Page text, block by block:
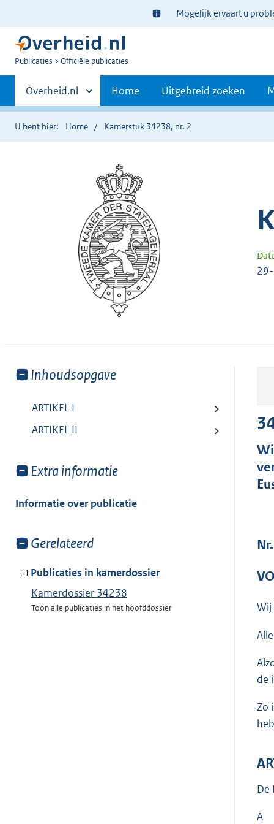
Ter
informatie:
Mogelijk ervaart u
U
Publicaties Officiële publicaties
Primaire
navigatie
Andere
sites
binnen
Overheid.nl Home Uitgebreid zoeken
U bent hier: Home Kamerstuk 34238, nr. 2
Toon
van:
Inhoudsopgave
ARTIKEL I
ARTIKEL II
Toon
van:
Extra informatie
Informatie over publicatie
Toon
van:
Gerelateerd
Publicaties in kamerdossier
Kamerdossier 34238
Toon alle publicaties in het hoofddossier Wij
de
Zo
De
A